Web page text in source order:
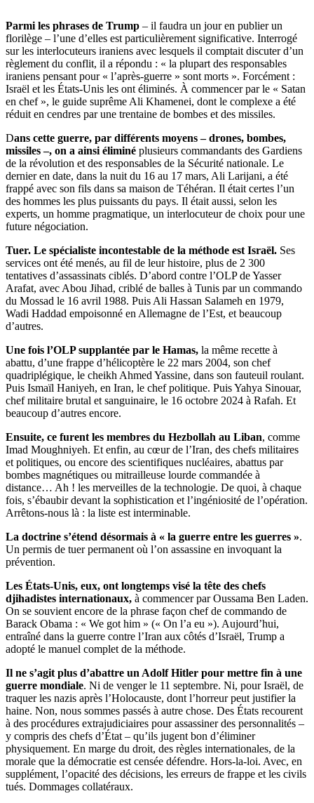
Parmi les phrases de Trump – il faudra un jour en publier un
florilège – l’une d’elles est particulièrement significative. Interrogé
sur les interlocuteurs iraniens avec lesquels il comptait discuter d’un
règlement du conflit, il a répondu : « la plupart des responsables
iraniens pensant pour « l’après-guerre » sont morts ». Forcément :
Israël et les États-Unis les ont éliminés. À commencer par le « Satan
en chef », le guide suprême Ali Khamenei, dont le complexe a été
réduit en cendres par une trentaine de bombes et des missiles.
Dans cette guerre, par différents moyens – drones, bombes,
missiles –, on a ainsi éliminé plusieurs commandants des Gardiens
de la révolution et des responsables de la Sécurité nationale. Le
dernier en date, dans la nuit du 16 au 17 mars, Ali Larijani, a été
frappé avec son fils dans sa maison de Téhéran. Il était certes l’un
des hommes les plus puissants du pays. Il était aussi, selon les
experts, un homme pragmatique, un interlocuteur de choix pour une
future négociation.
Tuer. Le spécialiste incontestable de la méthode est Israël. Ses
services ont été menés, au fil de leur histoire, plus de 2 300
tentatives d’assassinats ciblés. D’abord contre l’OLP de Yasser
Arafat, avec Abou Jihad, criblé de balles à Tunis par un commando
du Mossad le 16 avril 1988. Puis Ali Hassan Salameh en 1979,
Wadi Haddad empoisonné en Allemagne de l’Est, et beaucoup
d’autres.
Une fois l’OLP supplantée par le Hamas, la même recette à
abattu, d’une frappe d’hélicoptère le 22 mars 2004, son chef
quadriplégique, le cheikh Ahmed Yassine, dans son fauteuil roulant.
Puis Ismaïl Haniyeh, en Iran, le chef politique. Puis Yahya Sinouar,
chef militaire brutal et sanguinaire, le 16 octobre 2024 à Rafah. Et
beaucoup d’autres encore.
Ensuite, ce furent les membres du Hezbollah au Liban, comme
Imad Moughniyeh. Et enfin, au cœur de l’Iran, des chefs militaires
et politiques, ou encore des scientifiques nucléaires, abattus par
bombes magnétiques ou mitrailleuse lourde commandée à
distance… Ah ! les merveilles de la technologie. De quoi, à chaque
fois, s’ébaubir devant la sophistication et l’ingéniosité de l’opération.
Arrêtons‑nous là : la liste est interminable.
La doctrine s’étend désormais à « la guerre entre les guerres ».
Un permis de tuer permanent où l’on assassine en invoquant la
prévention.
Les États-Unis, eux, ont longtemps visé la tête des chefs
djihadistes internationaux, à commencer par Oussama Ben Laden.
On se souvient encore de la phrase façon chef de commando de
Barack Obama : « We got him » (« On l’a eu »). Aujourd’hui,
entraîné dans la guerre contre l’Iran aux côtés d’Israël, Trump a
adopté le manuel complet de la méthode.
Il ne s’agit plus d’abattre un Adolf Hitler pour mettre fin à une
guerre mondiale. Ni de venger le 11 septembre. Ni, pour Israël, de
traquer les nazis après l’Holocauste, dont l’horreur peut justifier la
haine. Non, nous sommes passés à autre chose. Des États recourent
à des procédures extrajudiciaires pour assassiner des personnalités –
y compris des chefs d’État – qu’ils jugent bon d’éliminer
physiquement. En marge du droit, des règles internationales, de la
morale que la démocratie est censée défendre. Hors‑la‑loi. Avec, en
supplément, l’opacité des décisions, les erreurs de frappe et les civils
tués. Dommages collatéraux.